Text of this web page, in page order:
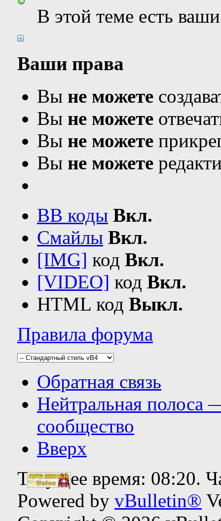
В этой теме есть
Ваши права
Вы не можете
Вы не можете
Вы не можете
Вы не можете
BB коды Вкл.
Смайлы Вкл.
[IMG] код Вкл.
[VIDEO] код Вкл.
HTML код Выкл.
Правила форума
Обратная связь
Нейтральная полоса
сообщество
Вверх
Текущее время: 08:20.
Powered by vBulletin®